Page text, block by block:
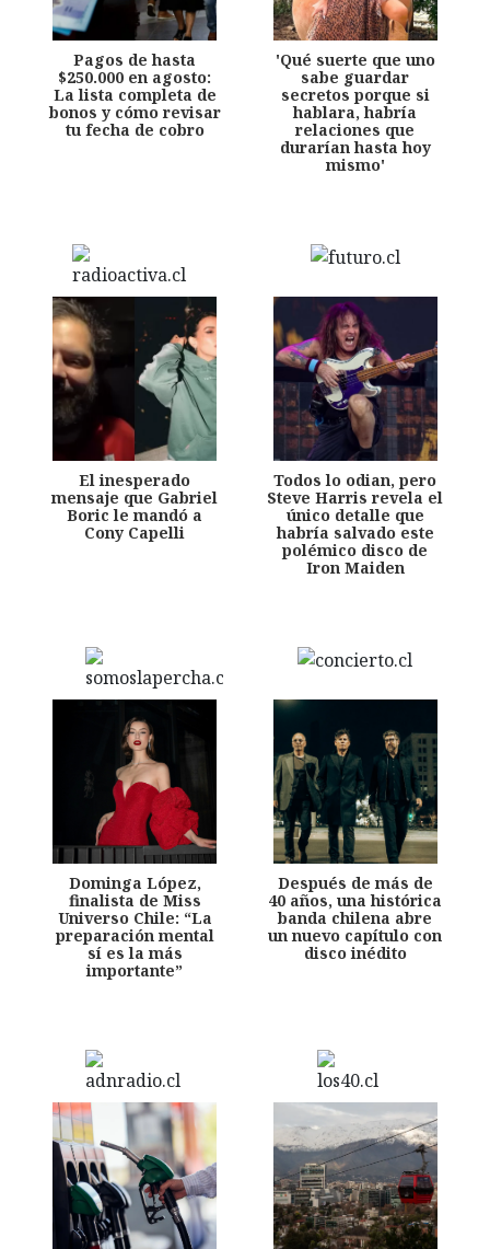
Pagos de hasta
$250.000 en agosto:
La lista completa de
bonos y cómo revisar
tu fecha de cobro
'Qué suerte que uno
sabe guardar
secretos porque si
hablara, habría
relaciones que
durarían hasta hoy
mismo'
El inesperado
mensaje que Gabriel
Boric le mandó a
Cony Capelli
Todos lo odian, pero
Steve Harris revela el
único detalle que
habría salvado este
polémico disco de
Iron Maiden
Dominga López,
finalista de Miss
Universo Chile: “La
preparación mental
sí es la más
importante”
Después de más de
40 años, una histórica
banda chilena abre
un nuevo capítulo con
disco inédito